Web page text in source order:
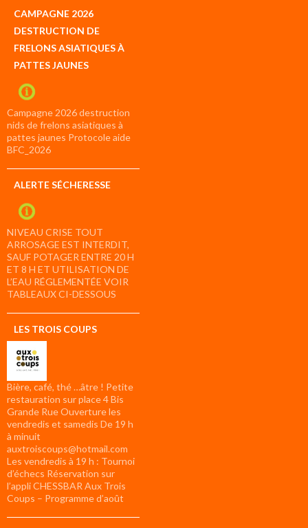
CAMPAGNE 2026
DESTRUCTION DE
FRELONS ASIATIQUES À
PATTES JAUNES
Campagne 2026 destruction
nids de frelons asiatiques à
pattes jaunes Protocole aide
BFC_2026
ALERTE SÉCHERESSE
NIVEAU CRISE TOUT
ARROSAGE EST INTERDIT,
SAUF POTAGER ENTRE 20 H
ET 8 H ET UTILISATION DE
L’EAU RÉGLEMENTÉE VOIR
TABLEAUX CI-DESSOUS
LES TROIS COUPS
Bière, café, thé …âtre ! Petite
restauration sur place 4 Bis
Grande Rue Ouverture les
vendredis et samedis De 19 h
à minuit
auxtroiscoups@hotmail.com
Les vendredis à 19 h : Tournoi
d’échecs Réservation sur
l’appli CHESSBAR Aux Trois
Coups – Programme d’août